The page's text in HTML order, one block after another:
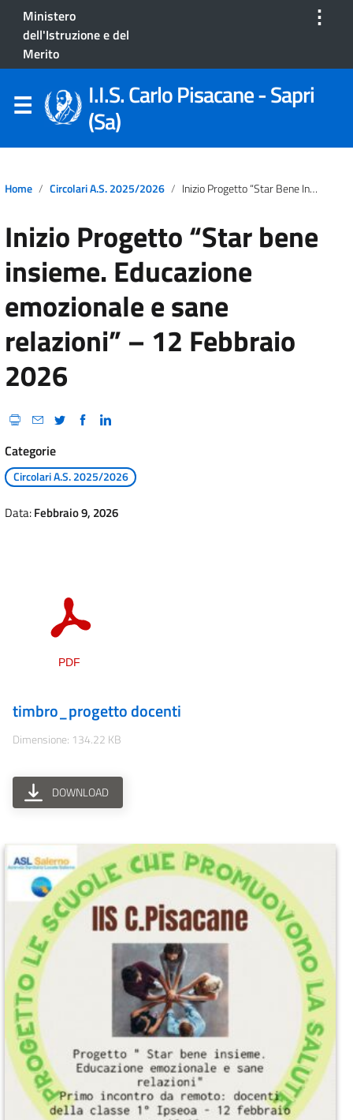
Ministero
dell'Istruzione e del
Merito
⋮
I.I.S. Carlo Pisacane - Sapri
(Sa)
Home Circolari A.S. 2025/2026 Inizio Progetto “Star Bene Insieme. Educazione Emozionale E Sane Relazioni” – 12 Febbraio 2026
Inizio Progetto “Star bene
insieme. Educazione
emozionale e sane
relazioni” – 12 Febbraio
2026
Categorie
Circolari A.S. 2025/2026
Data:Febbraio 9, 2026
timbro_progetto docenti
Dimensione: 134.22 KB
DOWNLOAD